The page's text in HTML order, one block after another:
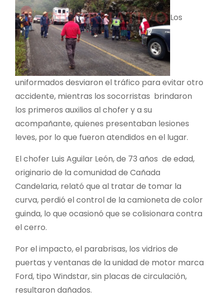
Los
uniformados desviaron el tráfico para evitar otro
accidente, mientras los socorristas brindaron
los primeros auxilios al chofer y a su
acompañante, quienes presentaban lesiones
leves, por lo que fueron atendidos en el lugar.
El chofer Luis Aguilar León, de 73 años de edad,
originario de la comunidad de Cañada
Candelaria, relató que al tratar de tomar la
curva, perdió el control de la camioneta de color
guinda, lo que ocasionó que se colisionara contra
el cerro.
Por el impacto, el parabrisas, los vidrios de
puertas y ventanas de la unidad de motor marca
Ford, tipo Windstar, sin placas de circulación,
resultaron dañados.